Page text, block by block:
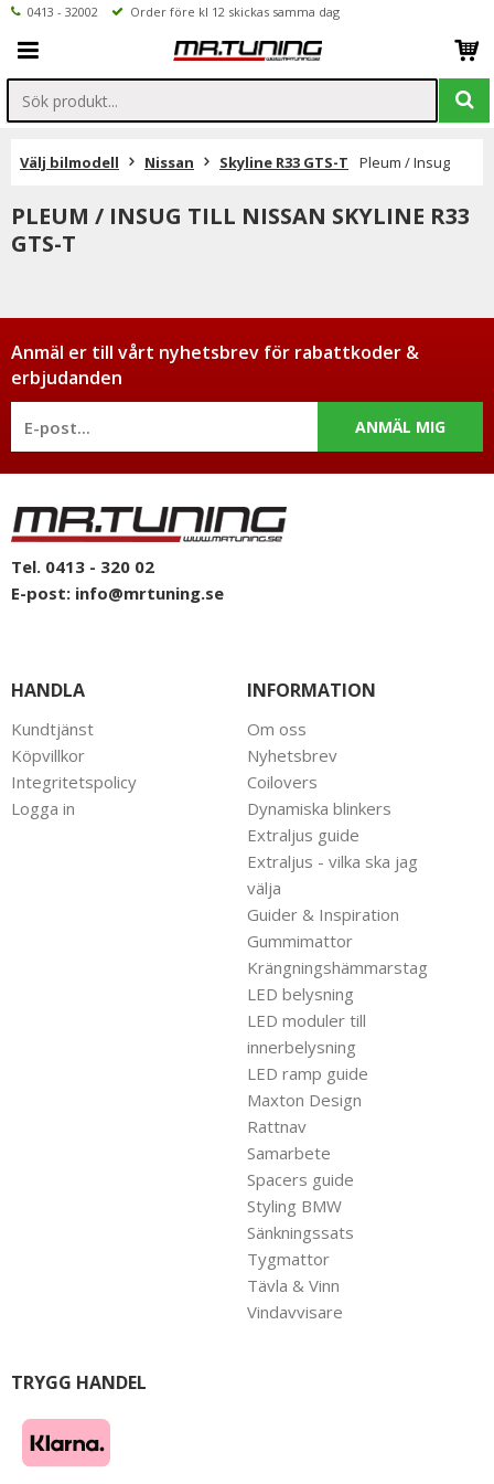
0413 - 32002 Order före kl 12 skickas samma dag
Välj bilmodell Nissan Skyline R33 GTS-T Pleum / Insug
PLEUM / INSUG TILL NISSAN SKYLINE R33
GTS-T
Anmäl er till vårt nyhetsbrev för rabattkoder &
erbjudanden
ANMÄL MIG
Tel. 0413 - 320 02
E-post: info@mrtuning.se
HANDLA
Kundtjänst
Köpvillkor
Integritetspolicy
Logga in
INFORMATION
Om oss
Nyhetsbrev
Coilovers
Dynamiska blinkers
Extraljus guide
Extraljus - vilka ska jag
välja
Guider & Inspiration
Gummimattor
Krängningshämmarstag
LED belysning
LED moduler till
innerbelysning
LED ramp guide
Maxton Design
Rattnav
Samarbete
Spacers guide
Styling BMW
Sänkningssats
Tygmattor
Tävla & Vinn
Vindavvisare
TRYGG HANDEL